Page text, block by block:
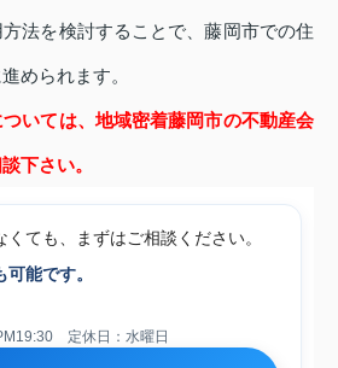
法を検討することで、藤岡市での住
められます。
いては、地域密着藤岡市の不動産会
下さい。
ても、まずはご相談ください。
能です。
定休日：水曜日